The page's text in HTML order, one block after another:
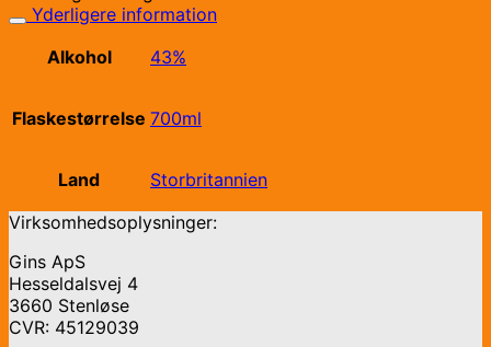
Yderligere information
Alkohol
43%
Flaskestørrelse 700ml
Land
Storbritannien
Virksomhedsoplysninger:
Gins ApS
Hesseldalsvej 4
3660 Stenløse
CVR: 45129039